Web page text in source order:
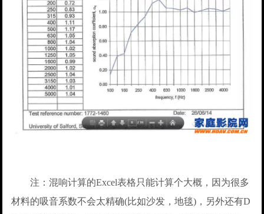
注：混响计算的Excel表格只能计算个大概，因为很多
材料的吸音系数不会太精确(比如沙发，地毯)，另外还有D